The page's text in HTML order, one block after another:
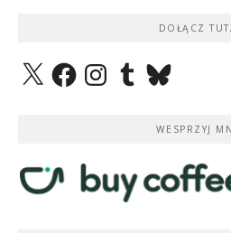
DOŁĄCZ
X FacebookInstagramTumblrBluesky
WESPRZYJ